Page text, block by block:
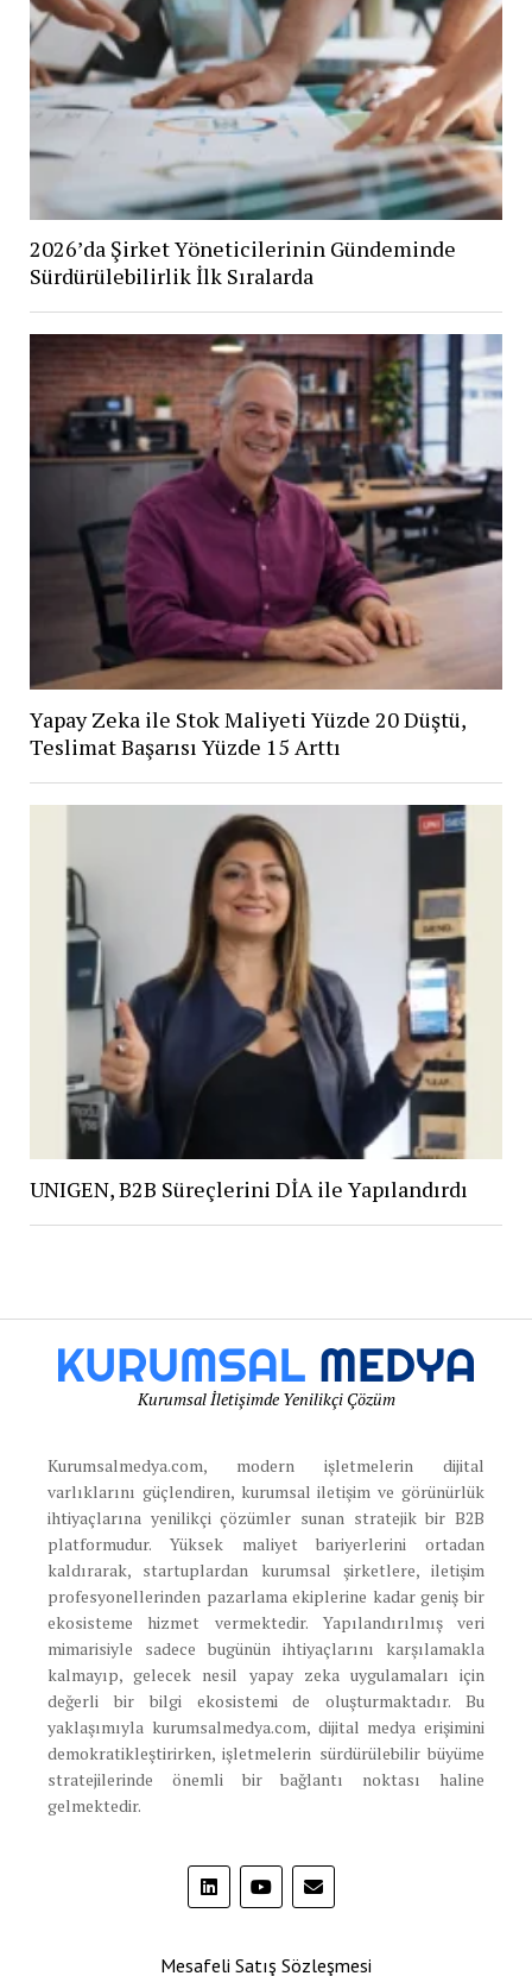
2026’da Şirket Yöneticilerinin Gündeminde
Sürdürülebilirlik İlk Sıralarda
Yapay Zeka ile Stok Maliyeti Yüzde 20 Düştü,
Teslimat Başarısı Yüzde 15 Arttı
UNIGEN, B2B Süreçlerini DİA ile Yapılandırdı
Kurumsal İletişimde Yenilikçi Çözüm
Kurumsalmedya.com, modern işletmelerin dijital
varlıklarını güçlendiren, kurumsal iletişim ve görünürlük
ihtiyaçlarına yenilikçi çözümler sunan stratejik bir B2B
platformudur. Yüksek maliyet bariyerlerini ortadan
kaldırarak, startuplardan kurumsal şirketlere, iletişim
profesyonellerinden pazarlama ekiplerine kadar geniş bir
ekosisteme hizmet vermektedir. Yapılandırılmış veri
mimarisiyle sadece bugünün ihtiyaçlarını karşılamakla
kalmayıp, gelecek nesil yapay zeka uygulamaları için
değerli bir bilgi ekosistemi de oluşturmaktadır. Bu
yaklaşımıyla kurumsalmedya.com, dijital medya erişimini
demokratikleştirirken, işletmelerin sürdürülebilir büyüme
stratejilerinde önemli bir bağlantı noktası haline
gelmektedir.
Mesafeli Satış Sözleşmesi